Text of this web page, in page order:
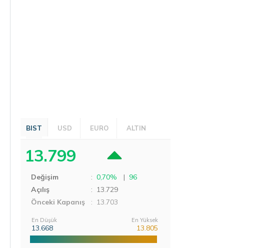
BIST USD EURO ALTIN
13.799
Değişim : 0,70% | 96
Açılış
: 13.729
Önceki Kapanış
: 13.703
En Düşük
13.668
En Yüksek
13.805